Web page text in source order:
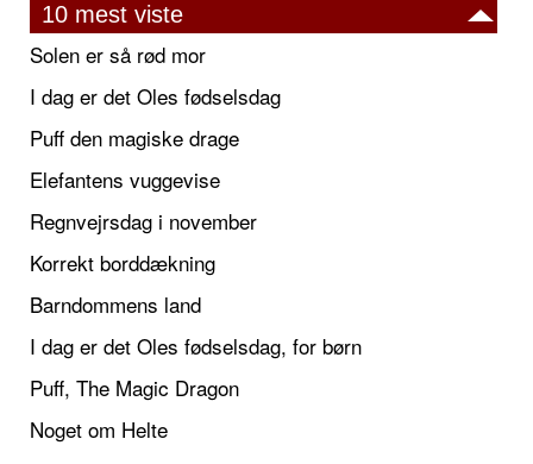
10 mest viste
Solen er så rød mor
I dag er det Oles fødselsdag
Puff den magiske drage
Elefantens vuggevise
Regnvejrsdag i november
Korrekt borddækning
Barndommens land
I dag er det Oles fødselsdag, for børn
Puff, The Magic Dragon
Noget om Helte